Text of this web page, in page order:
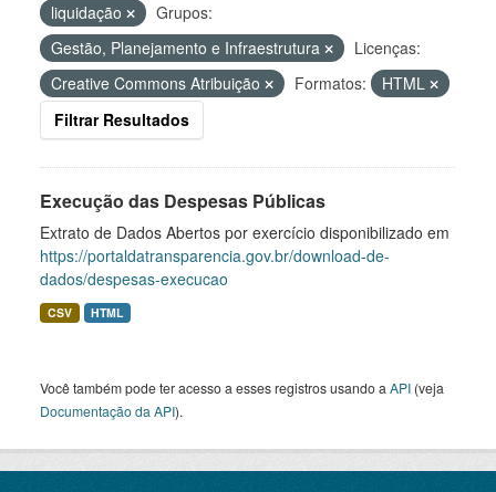
liquidação
Grupos:
Gestão, Planejamento e Infraestrutura
Licenças:
Creative Commons Atribuição
Formatos:
HTML
Filtrar Resultados
Execução das Despesas Públicas
Extrato de Dados Abertos por exercício disponibilizado em
https://portaldatransparencia.gov.br/download-de-
dados/despesas-execucao
CSV HTML
Você também pode ter acesso a esses registros usando a API (veja
Documentação da API).